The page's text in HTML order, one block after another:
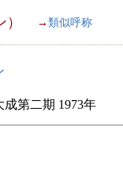
→ 類似呼称
成第二期 1973年